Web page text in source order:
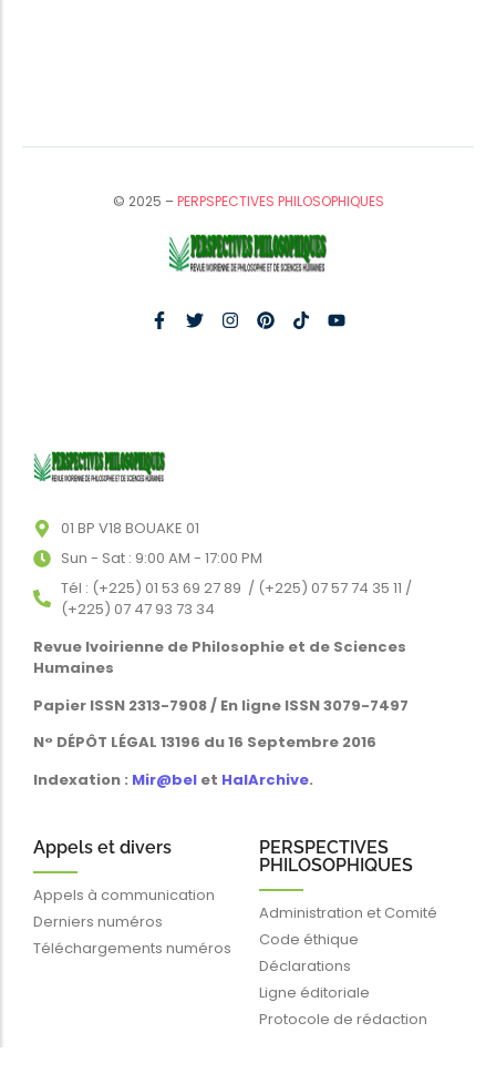
© 2025 –PERPSPECTIVES PHILOSOPHIQUES
01 BP V18 BOUAKE 01
Sun - Sat : 9:00 AM - 17:00 PM
Tél : (+225) 01 53 69 27 89 / (+225) 07 57 74 35 11 /
(+225) 07 47 93 73 34
Revue Ivoirienne de Philosophie et de Sciences
Humaines
Papier ISSN 2313-7908 / En ligne ISSN 3079-7497
N° DÉPÔT LÉGAL 13196 du 16 Septembre 2016
Indexation : Mir@bel et HalArchive.
Appels et divers
Appels à communication
Derniers numéros
Téléchargements numéros
PERSPECTIVES
PHILOSOPHIQUES
Administration et Comité
Code éthique
Déclarations
Ligne éditoriale
Protocole de rédaction